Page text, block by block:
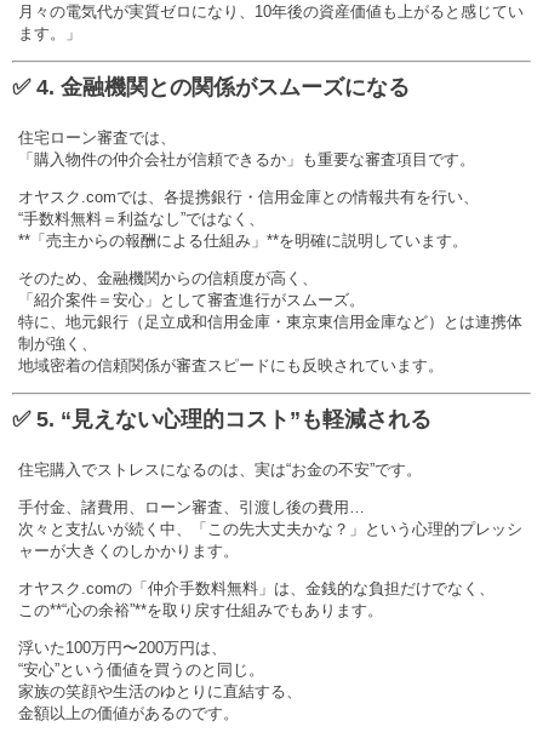
月々の電気代が実質ゼロになり、10年後の資産価値も上がると感じてい
ます。」
✅ 4. 金融機関との関係がスムーズになる
住宅ローン審査では、
「購入物件の仲介会社が信頼できるか」も重要な審査項目です。
オヤスク.comでは、各提携銀行・信用金庫との情報共有を行い、
“手数料無料＝利益なし”ではなく、
**「売主からの報酬による仕組み」**を明確に説明しています。
そのため、金融機関からの信頼度が高く、
「紹介案件＝安心」として審査進行がスムーズ。
特に、地元銀行（足立成和信用金庫・東京東信用金庫など）とは連携体
制が強く、
地域密着の信頼関係が審査スピードにも反映されています。
✅ 5. “見えない心理的コスト”も軽減される
住宅購入でストレスになるのは、実は“お金の不安”です。
手付金、諸費用、ローン審査、引渡し後の費用…
次々と支払いが続く中、「この先大丈夫かな？」という心理的プレッシ
ャーが大きくのしかかります。
オヤスク.comの「仲介手数料無料」は、金銭的な負担だけでなく、
この**“心の余裕”**を取り戻す仕組みでもあります。
浮いた100万円〜200万円は、
“安心”という価値を買うのと同じ。
家族の笑顔や生活のゆとりに直結する、
金額以上の価値があるのです。